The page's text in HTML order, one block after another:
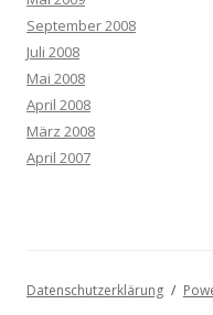
September 2008
Juli 2008
Mai 2008
April 2008
März 2008
April 2007
Datenschutzerklärung